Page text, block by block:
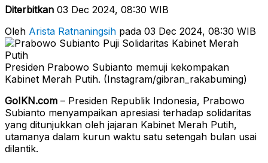
Diterbitkan 03 Dec 2024, 08:30 WIB
Oleh Arista Ratnaningsih pada 03 Dec 2024, 08:30 WIB
Presiden Prabowo Subianto memuji kekompakan
Kabinet Merah Putih. (Instagram/gibran_rakabuming)
GoIKN.com – Presiden Republik Indonesia, Prabowo
Subianto menyampaikan apresiasi terhadap solidaritas
yang ditunjukkan oleh jajaran Kabinet Merah Putih,
utamanya dalam kurun waktu satu setengah bulan usai
dilantik.